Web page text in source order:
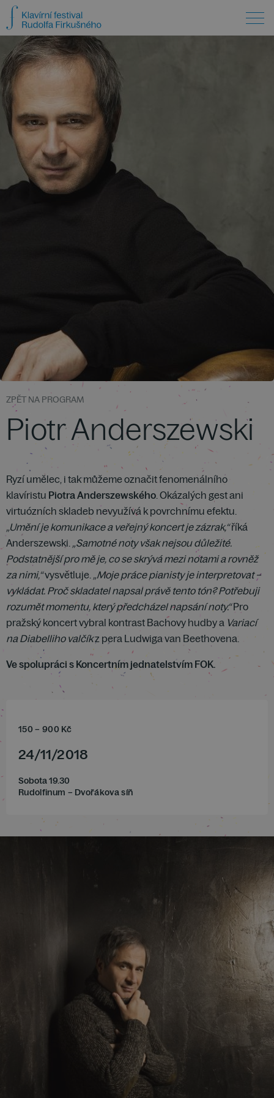
ZPĚT NA PROGRAM
Piotr Anderszewski
Ryzí umělec, i tak můžeme označit fenomenálního
klavíristu Piotra Anderszewského. Okázalých gest ani
virtuózních skladeb nevyužívá k povrchnímu efektu.
„Umění je komunikace a veřejný koncert je zázrak,“říká
Anderszewski. „Samotné noty však nejsou důležité.
Podstatnější pro mě je, co se skrývá mezi notami a rovněž
za nimi,“vysvětluje. „Moje práce pianisty je interpretovat –
vykládat. Proč skladatel napsal právě tento tón? Potřebuji
rozumět momentu, který předcházel napsání noty.“Pro
pražský koncert vybral kontrast Bachovy hudby a Variací
na Diabelliho valčíkz pera Ludwiga van Beethovena.
Ve spolupráci s Koncertním jednatelstvím FOK.
150 – 900 Kč
24/11/2018
Sobota 19.30
Rudolfinum – Dvořákova síň